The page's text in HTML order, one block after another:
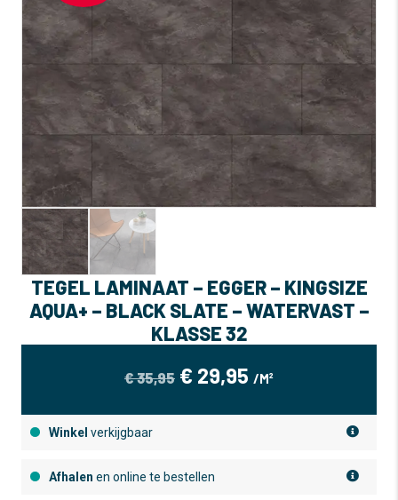
TEGEL LAMINAAT – EGGER – KINGSIZE
AQUA+ – BLACK SLATE – WATERVAST –
KLASSE 32
€35,95 OORSPRONKELIJKE
€ 29,95 HUIDIGE
/M²
Winkel verkijgbaar
Afhalen en online te bestellen